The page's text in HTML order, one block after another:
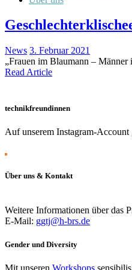
News 3. Februar 2021
„Frauen im Blaumann –
Read Article
technikfreundinnen
Auf unserem Instagram-
Über uns & Kontakt
Weitere Informationen über das
E-Mail: ggtj@h-brs.de
Gender und Diversity